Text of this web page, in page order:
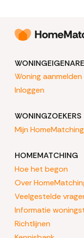
Woning aanmelden
Inloggen
WONINGZOEKERS
Mijn HomeMatching
HOMEMATCHING
Hoe het begon
Over
Veelgestelde
Informatie
Richtlijnen